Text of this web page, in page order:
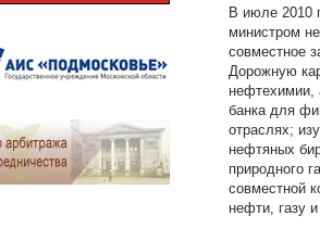
В июле 2010
министром
совместное
Дорожную
нефтехимии,
банка для
отраслях;
нефтяных
природного
совместной
нефти, газу